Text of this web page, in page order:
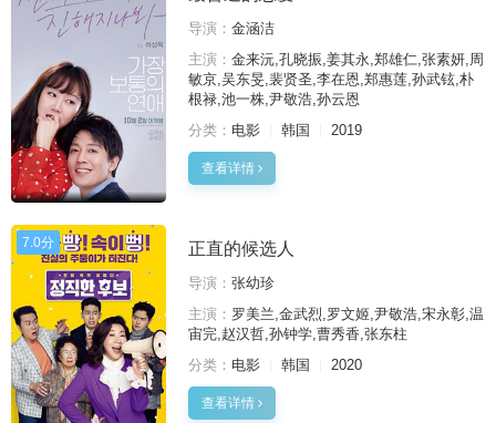
导演： 金涵洁
主演： 金来沅,孔晓振,姜其永,郑雄仁,张素妍,周
敏京,吴东旻,裴贤圣,李在恩,郑惠莲,孙武铉,朴
根禄,池一株,尹敬浩,孙云恩
分类： 电影 韩国 2019
查看详情
7.0分 正直的候选人
导演： 张幼珍
主演： 罗美兰,金武烈,罗文姬,尹敬浩,宋永彰,温
宙完,赵汉哲,孙钟学,曹秀香,张东柱
分类： 电影 韩国 2020
查看详情